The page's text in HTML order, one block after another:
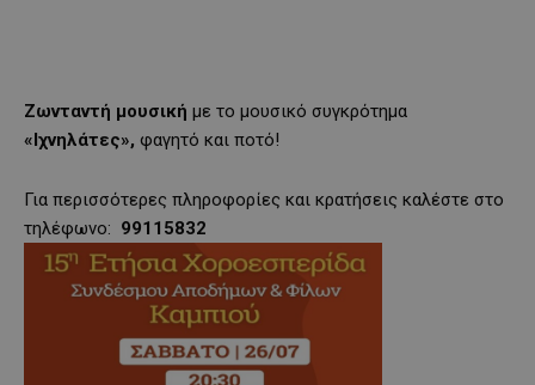
Ζωνταντή μουσική με το μουσικό συγκρότημα
«Ιχνηλάτες», φαγητό και ποτό!
Για περισσότερες πληροφορίες και κρατήσεις καλέστε στο
τηλέφωνο: 99115832